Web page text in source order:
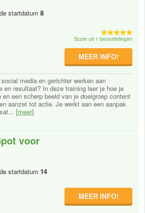
startdatum 8
Score uit 1 beoordelingen
MEER INFO!
media en gerichter werken aan
en resultaat? In deze training leer je hoe je
een scherp beeld van je doelgroep content
aanzet tot actie. Je werkt aan een aanpak
[meer]
voor
startdatum 14
MEER INFO!